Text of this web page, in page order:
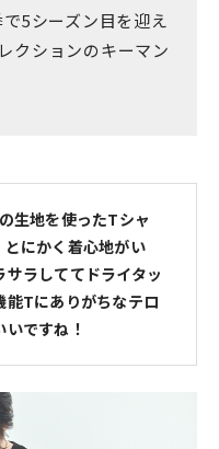
5シーズン目を迎え
クションのキーマン
生地を使ったTシャ
にかく着心地がい
ラしててドライタッ
Tにありがちなテロ
ですね！